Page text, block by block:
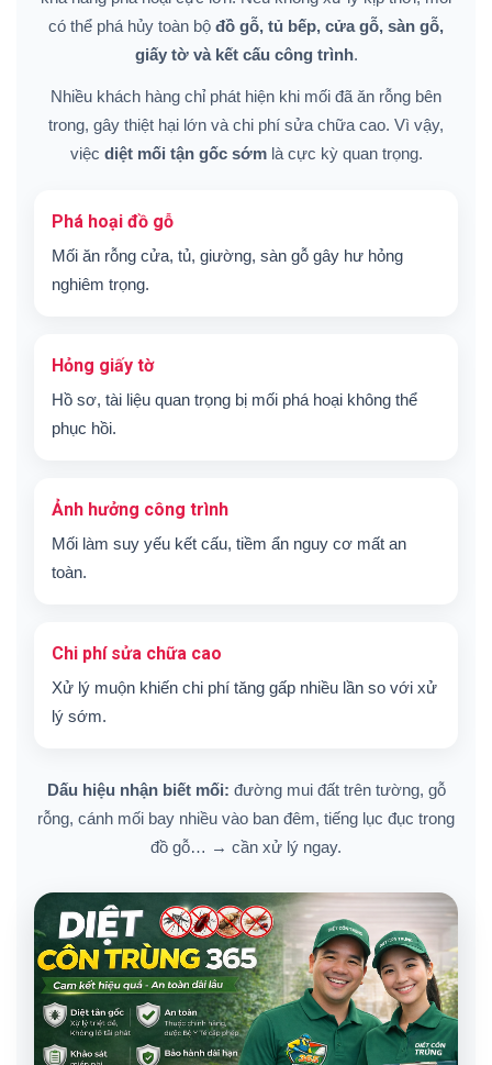
có thể phá hủy toàn bộ đồ gỗ, tủ bếp, cửa gỗ, sàn gỗ,
giấy tờ và kết cấu công trình.
Nhiều khách hàng chỉ phát hiện khi mối đã ăn rỗng bên
trong, gây thiệt hại lớn và chi phí sửa chữa cao. Vì vậy,
việc diệt mối tận gốc sớmlà cực kỳ quan trọng.
Phá hoại đồ gỗ
Mối ăn rỗng cửa, tủ, giường, sàn gỗ gây hư hỏng
nghiêm trọng.
Hỏng giấy tờ
Hồ sơ, tài liệu quan trọng bị mối phá hoại không thể
phục hồi.
Ảnh hưởng công trình
Mối làm suy yếu kết cấu, tiềm ẩn nguy cơ mất an
toàn.
Chi phí sửa chữa cao
Xử lý muộn khiến chi phí tăng gấp nhiều lần so với xử
lý sớm.
Dấu hiệu nhận biết mối: đường mui đất trên tường, gỗ
rỗng, cánh mối bay nhiều vào ban đêm, tiếng lục đục trong
đồ gỗ… → cần xử lý ngay.